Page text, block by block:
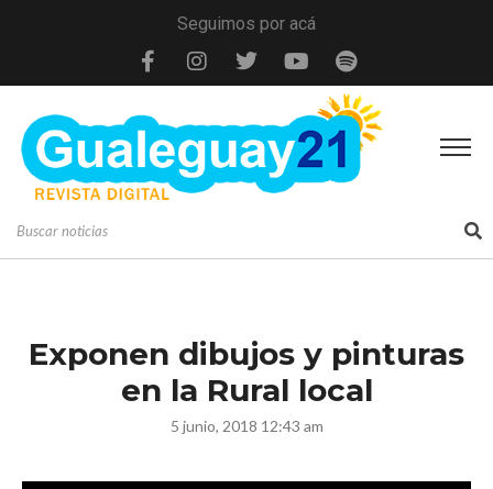
Seguimos por acá
Exponen dibujos y pinturas
en la Rural local
5 junio, 2018 12:43 am